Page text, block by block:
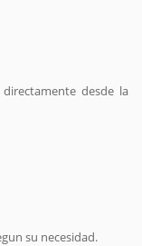
desde la
su necesidad.